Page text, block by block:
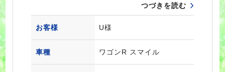
つづきを読む
お客様 U様
車種 ワゴンR スマイル